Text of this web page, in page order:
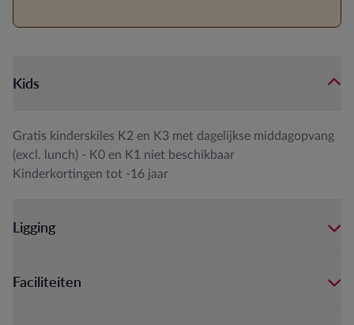
Kids
Gratis kinderskiles K2 en K3 met dagelijkse middagopvang
(excl. lunch) - K0 en K1 niet beschikbaar
Kinderkortingen tot -16 jaar
Ligging
Faciliteiten